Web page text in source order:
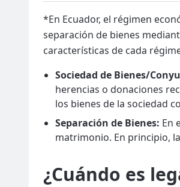
*En Ecuador, el régimen
separación de bienes
características de cada
Sociedad de Bienes/
herencias o donaciones
los bienes de la sociedad
Separación de Bienes: En
matrimonio. En principio,
¿Cuándo es